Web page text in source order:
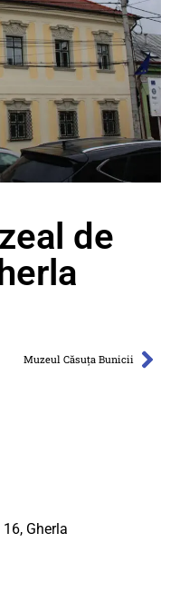
de
Muzeul Căsuța Bunicii
Gherla